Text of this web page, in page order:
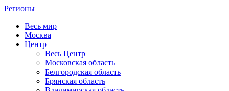
Регионы
Весь мир
Москва
Центр
Весь Центр
Московская область
Белгородская область
Брянская область